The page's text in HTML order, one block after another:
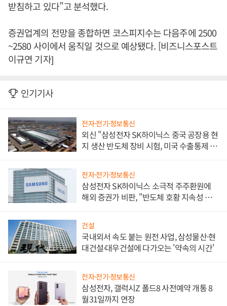
받침하고 있다”고 분석했다.
증권업계의 전망을 종합하면 코스피지수는 다음주에 2500
~2580 사이에서 움직일 것으로 예상됐다. [비즈니스포스트
이규연 기자]
인기기사
전자·전기·정보통신
외신 "삼성전자 SK하이닉스 중국 공장용 현
지 생산 반도체 장비 시험, 미국 수출통제 대
전자·전기·정보통신
삼성전자 SK하이닉스 소극적 주주환원에
해외 증권가 비판, "반도체 호황 지속성 의
건설
국내외서 속도 붙는 원전 사업, 삼성물산·현
대건설·대우건설에 다가오는 '약속의 시간'
전자·전기·정보통신
삼성전자, 갤럭시Z 폴드8 사전예약 개통 8
월31일까지 연장